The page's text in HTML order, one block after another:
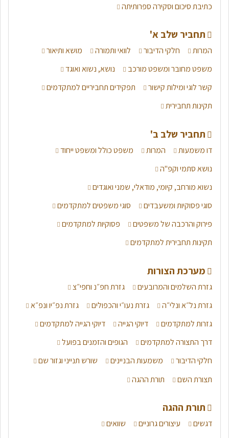
כתיבת סיכום וסקירה ספרותיתה
תחביר שלב א'
המרות חלקי הדיבור לוואי ותמורה
מושא ותיאור
משפט מחובר ומשפט מורכב
נושא, נשוא ואוגד
קשר לוגי ומילות קישור
תפקידים תחביריים למתקדמים
תקינות תחבירית
תחביר שלב ב'
דו משמעות המרות
משפט כולל ומשפט ייחוד
נושא סתמי וקפ"ה
נשוא מורחב, קיומי, מודאלי, שמני ואוגדים
סוגי פסוקיות ומשעבדים
סוגי משפטים למתקדמים
פירוק והרכבה של משפטים
פסוקיות למתקדמים
תקינות תחבירית למתקדמים
מערכת הצורות
גזרת השלמים והמרובעים
גזרת חפ״נ וחפי״צ
גזרת נל״א ונלי״ה
גזרת נעו״י והכפולים
גזרת נפ״יו ונפ״א
גזרות למתקדמים
דיוקי הגייה
דיוקי הגייה למתקדמים
דרך התצורה למתקדמים
הגופים והזמנים בפועל
חלקי הדיבור
משמעות הבניינים
שורש תנייני וגזור שם
תצורת השם
תורת ההגה
תורת ההגה
דגשים עיצורים גרוניים שוואים